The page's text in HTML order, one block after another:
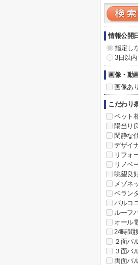
情報公開日
指定し
3日以内
画像・動
画像あり
こだわり
ペット
陽当り
閑静な
デザイ
リフォ
リノベ
眺望良
メゾネ
ベラン
バルコ
ルーフ
オール
24時間
２面バ
３面バ
両面バ